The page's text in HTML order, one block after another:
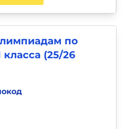
по
класса (25/26